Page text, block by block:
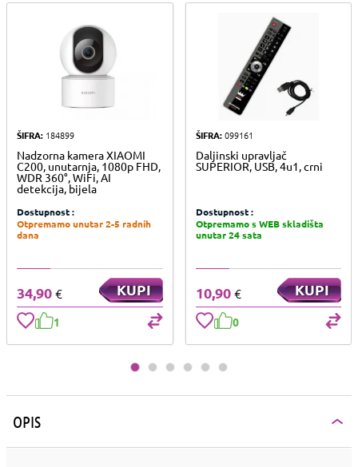
ŠIFRA: 184899
Nadzorna kamera XIAOMI
C200, unutarnja, 1080p FHD,
WDR 360°, WiFi, AI
detekcija, bijela
Dostupnost :
Otpremamo unutar 2-5 radnih
dana
34,90€ KUPI
1
ŠIFRA:099161
Daljinski upravljač
SUPERIOR, USB, 4u1, crni
Dostupnost :
Otpremamo s WEB skladišta
unutar 24 sata
10,90 € KUPI
0
OPIS